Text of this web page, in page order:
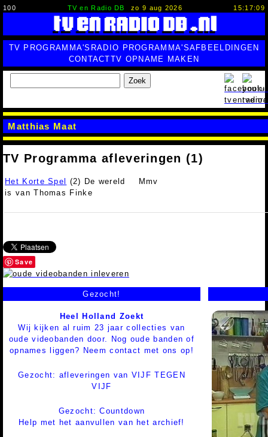
100 TV en Radio DB zo 9 aug 2026 15:17:10
TV PROGRAMMA'S RADIO PROGRAMMA'SAFBEELDINGEN
CONTACTTV OPNAME MAKEN
Zoek
Matthias Maat
TV Programma afleveringen (1)
Het Korte Spel
(2) De wereld
is van Thomas Finke
Mmv
Save
Gezocht!
Heel Holland Zoekt
Wij kijken al ruim 23 jaar collecties van
oude videobanden door. Nog oude banden of
opnames liggen? Neem contact met ons op!
Gezocht: afleveringen van VIJF TEGEN
VIJF
Gezocht: Countdown
Help met het aanvullen van het archief!